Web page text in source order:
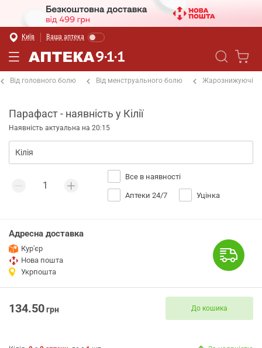
Київ Ваша аптека
Від головного болю Від менструального болю Жарознижуючі
Парафаст - наявність у Кілії
Наявність актуальна на 20:15
Все в наявності
Аптеки 24/7 Уцінка
Адресна доставка
Кур'єр
Нова пошта
Укрпошта
134.50грн До кошика